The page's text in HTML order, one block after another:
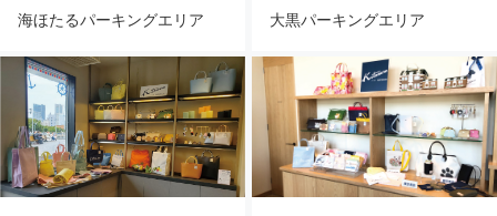
海ほたるパーキングエリア 大黒パーキングエリア